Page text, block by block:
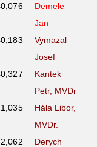
6
Demele
Jan
3
Vymazal
Josef
7
Kantek
Petr, MVDr
5
Hála Libor,
MVDr.
2
Derych